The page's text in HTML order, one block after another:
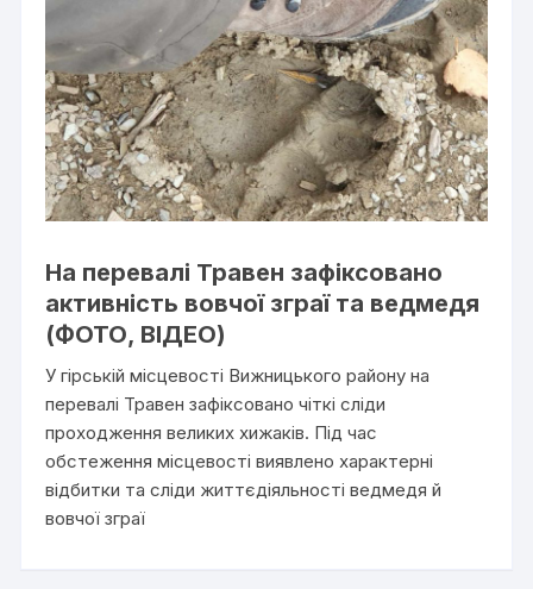
На перевалі Травен зафіксовано
активність вовчої зграї та ведмедя
(ФОТО, ВІДЕО)
У гірській місцевості Вижницького району на
перевалі Травен зафіксовано чіткі сліди
проходження великих хижаків. Під час
обстеження місцевості виявлено характерні
відбитки та сліди життєдіяльності ведмедя й
вовчої зграї